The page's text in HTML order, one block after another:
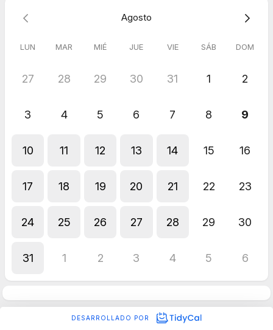
Agosto
LUN MAR MIÉ JUE VIE SÁB DOM
27 28 29 30 31 1 2
3 4 5 6 7 8 9
10 11 12 13 14 15 16
17 18 19 20 21 22 23
24 25 26 27 28 29 30
31 1 2 3 4 5 6
DESARROLLADO POR